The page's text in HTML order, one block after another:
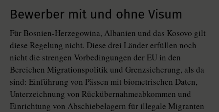
Bewerber mit und ohne Visum
Für Bosnien-Herzegowina, Albanien und das Kosovo gilt
diese Regelung nicht. Diese drei Länder erfüllen noch
nicht die strengen Vorbedingungen der EU in den
Bereichen Migrationspolitik und Grenzsicherung, als da
sind: Einführung von Pässen mit biometrischen Daten,
Unterzeichnung von Rückübernahmeabkommen und
Einrichtung von Abschiebelagern für illegale Migranten